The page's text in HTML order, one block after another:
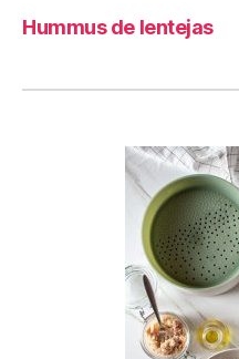
Hummus de lentejas